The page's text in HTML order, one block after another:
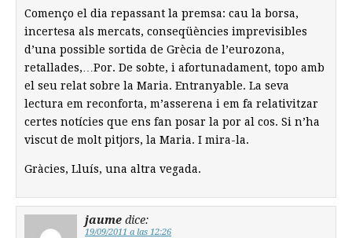
Començo el dia repassant la premsa: cau la borsa,
incertesa als mercats, conseqüències imprevisibles
d’una possible sortida de Grècia de l’eurozona,
retallades,…Por. De sobte, i afortunadament, topo amb
el seu relat sobre la Maria. Entranyable. La seva
lectura em reconforta, m’asserena i em fa relativitzar
certes notícies que ens fan posar la por al cos. Si n’ha
viscut de molt pitjors, la Maria. I mira-la.
Gràcies, Lluís, una altra vegada.
jaume dice:
19/09/2011 a las 12:26